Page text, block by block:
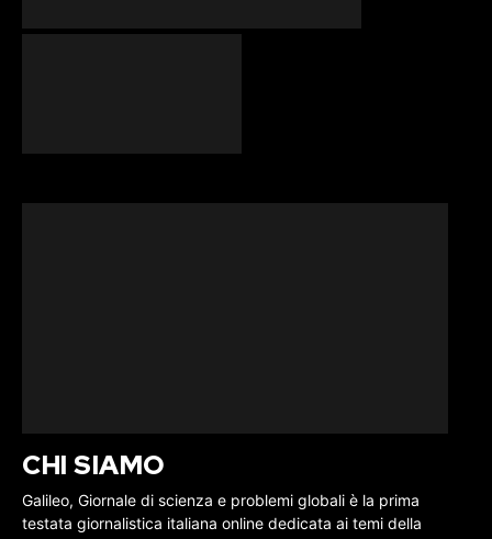
CHI SIAMO
Galileo, Giornale di scienza e problemi globali è la prima
testata giornalistica italiana online dedicata ai temi della